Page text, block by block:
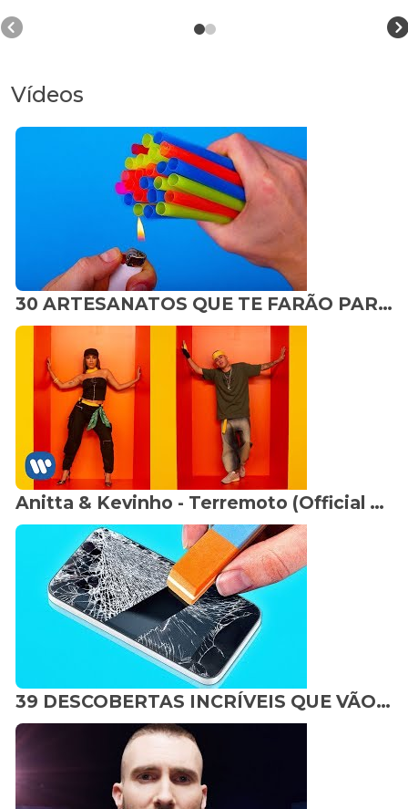
Vídeos
30 ARTESANATOS QUE TE FARÃO PARECER SUPER DESCOLADO
Anitta & Kevinho - Terremoto (Official Music Video)
39 DESCOBERTAS INCRÍVEIS QUE VÃO ECONOMIZAR SEU DINHEIRO